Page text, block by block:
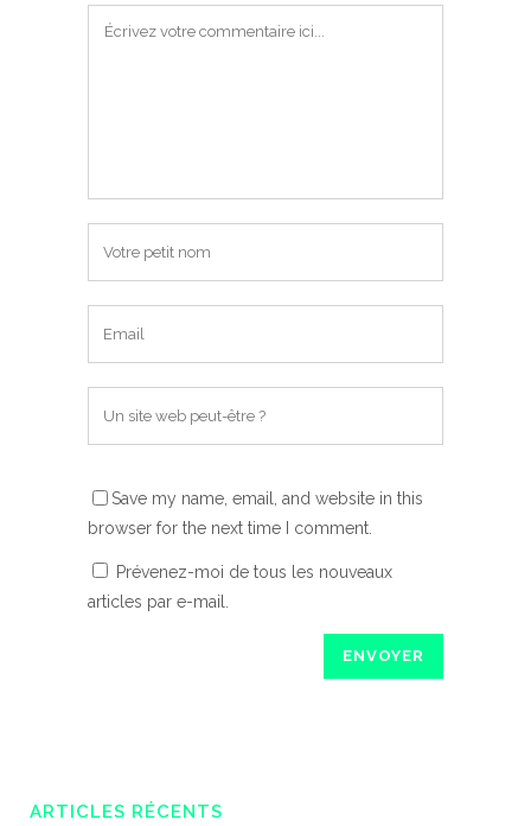
Save my name, email, and website in this
browser for the next time I comment.
Prévenez-moi de tous les nouveaux
articles par e-mail.
ARTICLES RÉCENTS